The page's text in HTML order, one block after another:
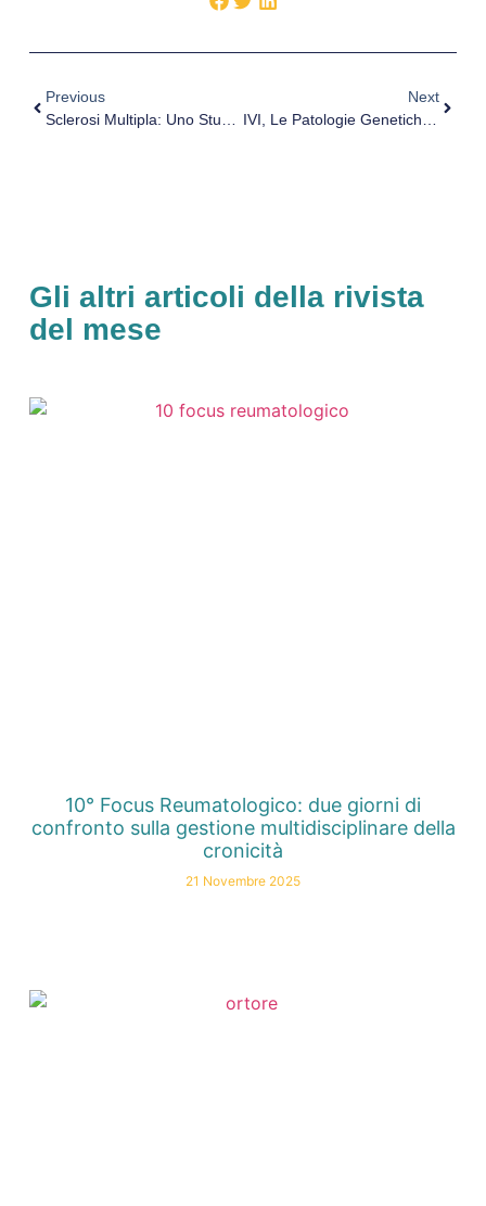
Previous
Next
Gli altri articoli della rivista
del mese
10° Focus Reumatologico: due giorni di
confronto sulla gestione multidisciplinare della
cronicità
21 Novembre 2025